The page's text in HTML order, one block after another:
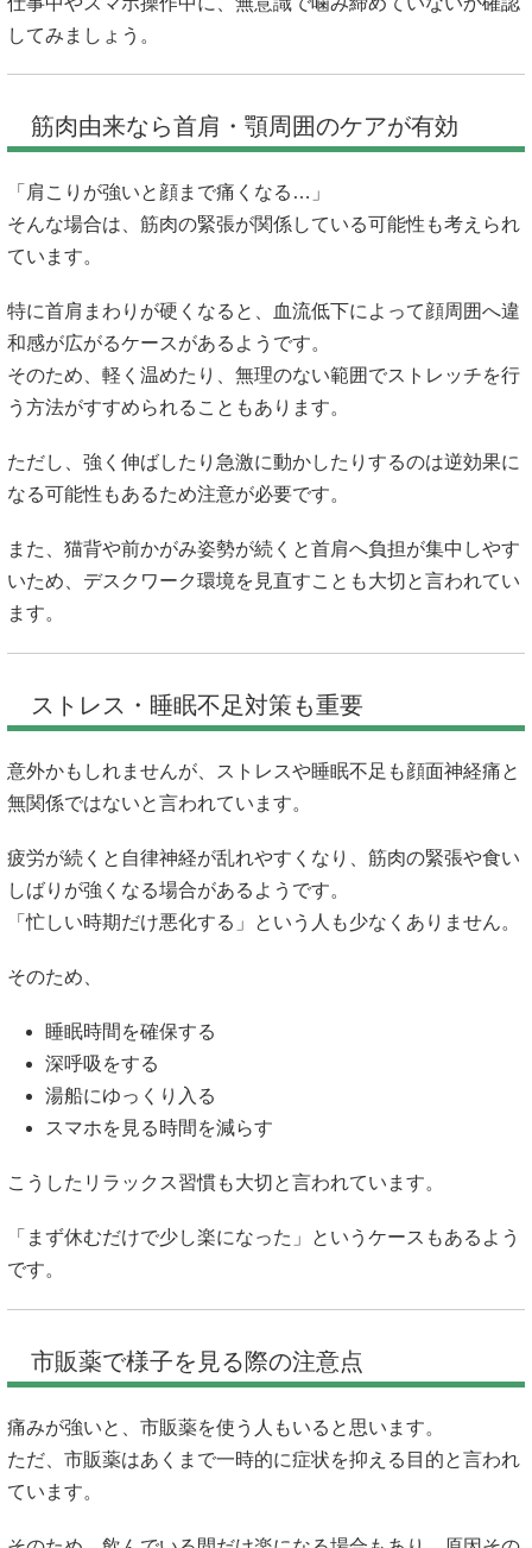
してみましょう。
筋肉由来なら首肩・顎周囲のケアが有効
「肩こりが強いと顔まで痛くなる…」
そんな場合は、筋肉の緊張が関係している可能性も考えられ
ています。
特に首肩まわりが硬くなると、血流低下によって顔周囲へ違
和感が広がるケースがあるようです。
そのため、軽く温めたり、無理のない範囲でストレッチを行
う方法がすすめられることもあります。
ただし、強く伸ばしたり急激に動かしたりするのは逆効果に
なる可能性もあるため注意が必要です。
また、猫背や前かがみ姿勢が続くと首肩へ負担が集中しやす
いため、デスクワーク環境を見直すことも大切と言われてい
ます。
ストレス・睡眠不足対策も重要
意外かもしれませんが、ストレスや睡眠不足も顔面神経痛と
無関係ではないと言われています。
疲労が続くと自律神経が乱れやすくなり、筋肉の緊張や食い
しばりが強くなる場合があるようです。
「忙しい時期だけ悪化する」という人も少なくありません。
そのため、
睡眠時間を確保する
深呼吸をする
湯船にゆっくり入る
スマホを見る時間を減らす
こうしたリラックス習慣も大切と言われています。
「まず休むだけで少し楽になった」というケースもあるよう
です。
市販薬で様子を見る際の注意点
痛みが強いと、市販薬を使う人もいると思います。
ただ、市販薬はあくまで一時的に症状を抑える目的と言われ
ています。